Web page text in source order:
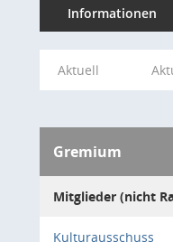
Informationen
Aktuell
Gremium
Mitglieder (nicht
Kulturausschuss